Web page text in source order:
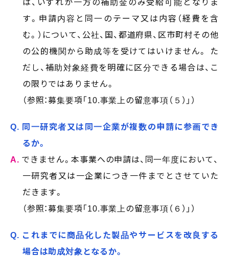
は、いずれか一方の補助金のみ受給可能となりま
す。申請内容と同一のテーマ又は内容（経費を含
む。）について、公社、国、都道府県、区市町村その他
の公的機関から助成等を受けてはいけません。 た
だし、補助対象経費を明確に区分できる場合は、こ
の限りではありません。
（参照：募集要項「10.事業上の留意事項（５）」）
Q. 同一研究者又は同一企業が複数の申請に参画でき
るか。
A. できません。本事業への申請は、同一年度において、
一研究者又は一企業につき一件までとさせていた
だきます。
（参照：募集要項「10.事業上の留意事項（６）」）
Q. これまでに商品化した製品やサービスを改良する
場合は助成対象となるか。